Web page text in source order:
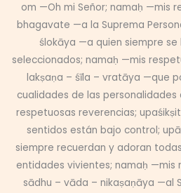
om —Oh mi Señor; namaḥ —mis
bhagavate —a la Suprema
ślokāya —a quien siempre
seleccionados; namaḥ —mis
lakṣaṇa – śīla – vratāya —que
cualidades de las
respetuosas reverencias;
sentidos están bajo control;
siempre recuerdan y adoran
entidades vivientes; namaḥ —mis
sādhu – vāda – nikaṣaṇāya —al